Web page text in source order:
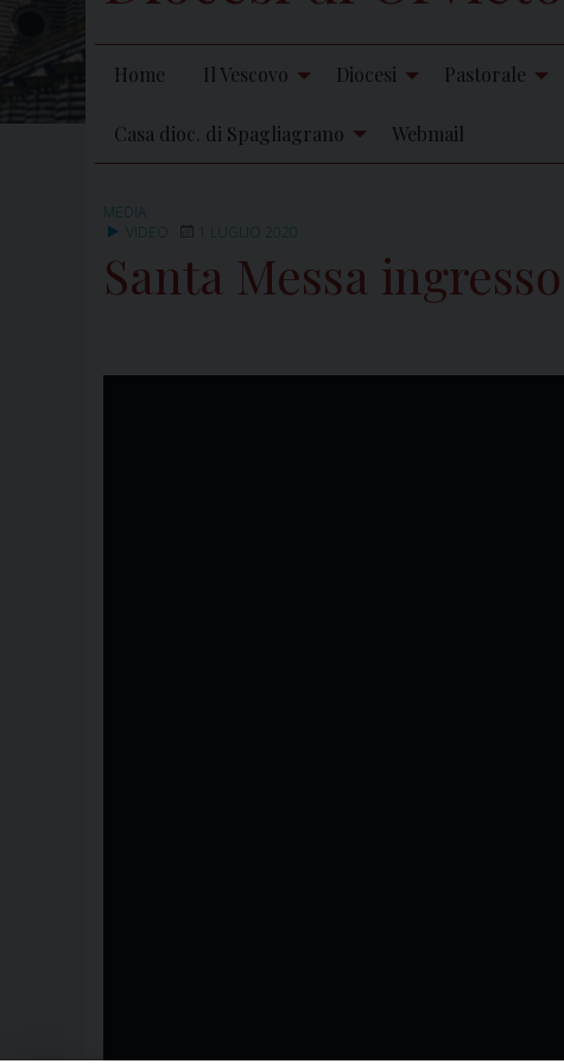
Home Il Vescovo Diocesi Pastorale
Casa dioc. di Spagliagrano Webmail
MEDIA
VIDEO
1 LUGLIO 2020
Santa Messa